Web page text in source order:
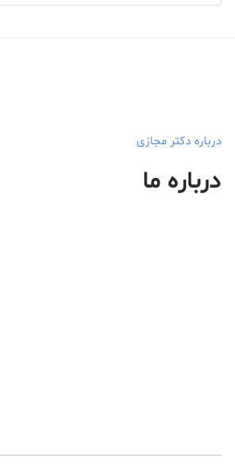
درباره دکتر مجازی
درباره ما